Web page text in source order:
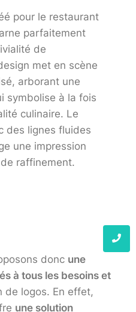
pour le restaurant
parfaitement
de
met en scène
arborant une
symbolise à la fois
culinaire. Le
des lignes fluides
une impression
raffinement.
donc une
à tous les besoins et
de logos. En effet,
une solution